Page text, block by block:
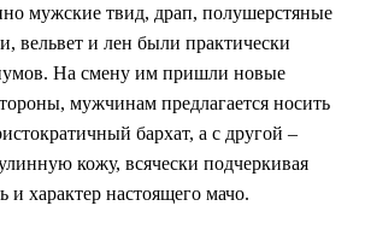
мужские твид, драп, полушерстяные
вельвет и лен были практически
На смену им пришли новые
мужчинам предлагается носить
бархат, а с другой –
кожу, всячески подчеркивая
и характер настоящего мачо.